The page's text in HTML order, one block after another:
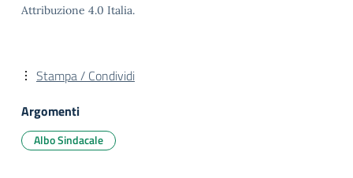
Attribuzione 4.0 Italia.
Stampa / Condividi
Argomenti
Albo Sindacale